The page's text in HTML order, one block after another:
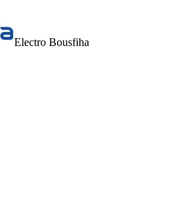
Electro Bousfiha